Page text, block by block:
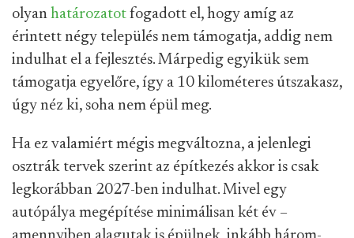
olyan határozatot fogadott el, hogy amíg az
érintett négy település nem támogatja, addig nem
indulhat el a fejlesztés. Márpedig egyikük sem
támogatja egyelőre, így a 10 kilométeres útszakasz,
úgy néz ki, soha nem épül meg.
Ha ez valamiért mégis megváltozna, a jelenlegi
osztrák tervek szerint az építkezés akkor is csak
legkorábban 2027-ben indulhat. Mivel egy
autópálya megépítése minimálisan két év –